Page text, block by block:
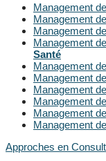
Management
Management
Management
Management
Santé
Management
Management
Management
Management
Management
Management
Approches en